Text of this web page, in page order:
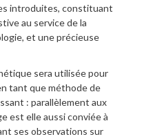
introduites, constituant
au service de la
et une précieuse
sera utilisée pour
tant que méthode de
: parallèlement aux
est elle aussi conviée à
ses observations sur